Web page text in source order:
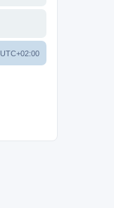
UTC+02:00